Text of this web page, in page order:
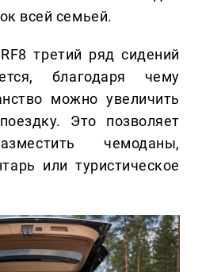
всей семьей.
третий ряд сидений
благодаря чему
можно увеличить
Это позволяет
чемоданы,
или туристическое